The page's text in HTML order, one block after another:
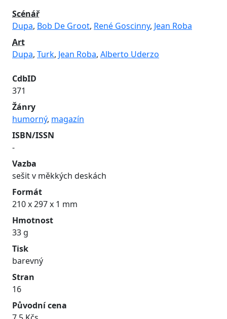
Scénář
Dupa, Bob De Groot, René Goscinny, Jean Roba
Art
Dupa, Turk, Jean Roba, Alberto Uderzo
CdbID
371
Žánry
humorný, magazín
ISBN/ISSN
-
Vazba
sešit v měkkých deskách
Formát
210 x 297 x 1 mm
Hmotnost
33 g
Tisk
barevný
Stran
16
Původní cena